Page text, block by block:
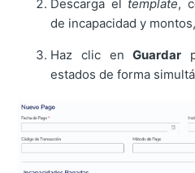
Descarga el template,
de incapacidad y
Haz clic enGuardar
estados de forma